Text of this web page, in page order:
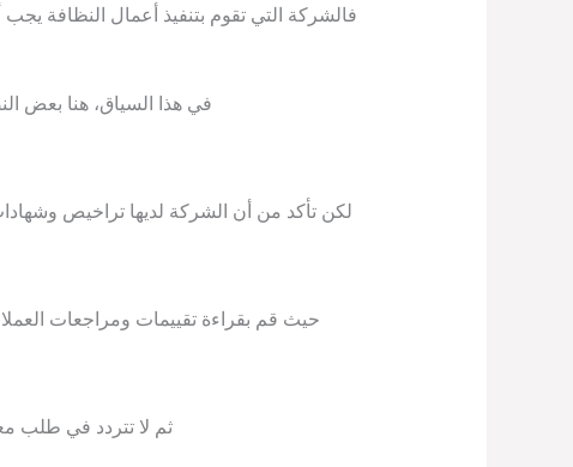
فالشركة التي تقوم بتنفيذ أعمال النظافة يجب
في هذا السياق، هنا بعض
لكن تأكد من أن الشركة لديها تراخيص
حيث قم بقراءة تقييمات ومراجعات
ثم لا تتردد في طلب